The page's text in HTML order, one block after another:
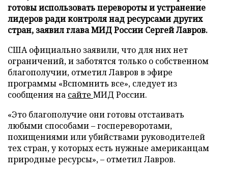
готовы использовать перевороты и устранение
лидеров ради контроля над ресурсами других
стран, заявил глава МИД России Сергей Лавров.
США официально заявили, что для них нет
ограничений, и заботятся только о собственном
благополучии, отметил Лавров в эфире
программы «Вспомнить все», следует из
сообщения на сайте МИД России.
«Это благополучие они готовы отстаивать
любыми способами – госпереворотами,
похищениями или убийствами руководителей
тех стран, у которых есть нужные американцам
природные ресурсы», – отметил Лавров.